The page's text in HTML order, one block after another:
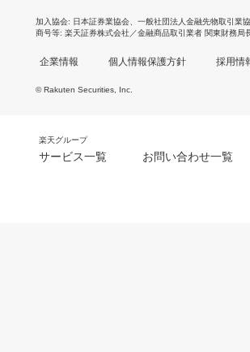
加入協会 日本証券業協会 一般社団法人金融先物取引業
商号等 楽天証券株式会社／金融商品取引業者 関東財務
企業情報 個人情報保護方針 採用情
© Rakuten Securities, Inc.
楽天グループ
サービス一覧 お問い合わせ一覧